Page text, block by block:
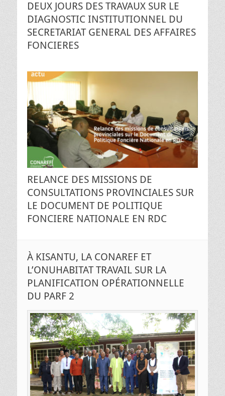
DEUX JOURS DES TRAVAUX SUR LE
DIAGNOSTIC INSTITUTIONNEL DU
SECRETARIAT GENERAL DES AFFAIRES
FONCIERES
RELANCE DES MISSIONS DE
CONSULTATIONS PROVINCIALES SUR
LE DOCUMENT DE POLITIQUE
FONCIERE NATIONALE EN RDC
À KISANTU, LA CONAREF ET
L’ONUHABITAT TRAVAIL SUR LA
PLANIFICATION OPÉRATIONNELLE
DU PARF 2